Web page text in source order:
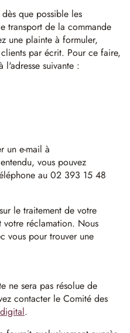
que possible les
transport de la commande
une plainte à formuler,
par écrit. Pour ce faire,
suivante :
un e-mail à
vous pouvez
au 02 393 15 48
le traitement de votre
votre réclamation. Nous
vous pour trouver une
ne sera pas résolue de
contacter le Comité des
.